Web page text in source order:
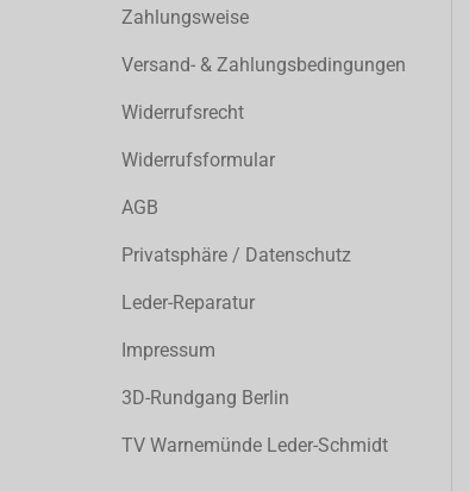
Zahlungsweise
Versand- & Zahlungsbedingungen
Widerrufsrecht
Widerrufsformular
AGB
Privatsphäre / Datenschutz
Leder-Reparatur
Impressum
3D-Rundgang Berlin
TV Warnemünde Leder-Schmidt